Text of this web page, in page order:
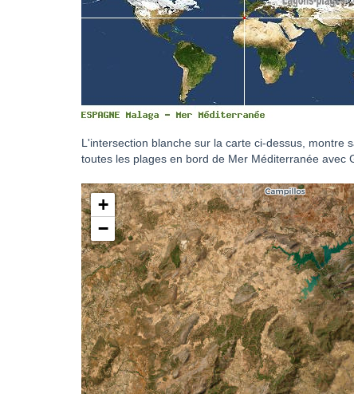
L'intersection blanche sur la carte ci-dessus, montre
toutes les plages en bord de Mer Méditerranée avec
+
−